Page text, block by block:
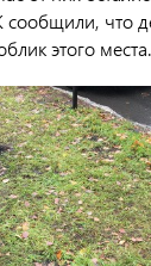
что
этого места.